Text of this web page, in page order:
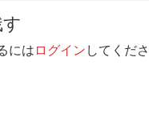
には ログイン してくださ